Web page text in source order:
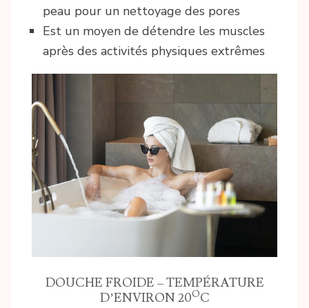
peau pour un nettoyage des pores
Est un moyen de détendre les muscles
après des activités physiques extrêmes
DOUCHE FROIDE – TEMPÉRATURE
D’ENVIRON 20OC